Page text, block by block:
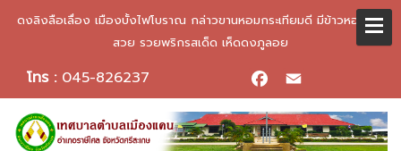
ดงลิงลือเลื่อง เมืองบั้งไฟโบราณ กล่าวขานหอมกระเทียมดี มีข้าวหอมมะลิ
สวย รวยพริกรสเด็ด เห็ดดงภูลอย
โทร : 045-826237
Facebook
Email